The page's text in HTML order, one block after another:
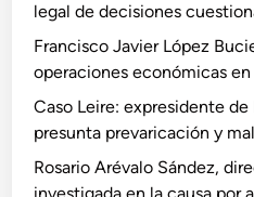
legal de decisiones
Francisco Javier López
operaciones económicas
Caso Leire: expresidente
presunta prevaricación y
Rosario Arévalo Sández,